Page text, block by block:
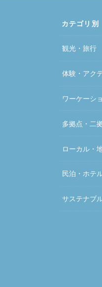
カテゴリ別
観光・旅行
体験・アク
ワーケーシ
多拠点・二
ローカル・
民泊・ホテ
サステナブ